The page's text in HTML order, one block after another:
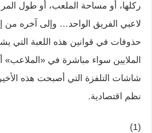
ركلها، أو مساحة الملعب، أو طول
لاعبي الفريق الواحد… وإلى آخره من
حذوفات في قوانين هذه اللعبة التي
الملايين سواء مباشرة في «الملاعب»
شاشات التلفزة التي أصبحت هذه
نظم اقتصادية.
(1)